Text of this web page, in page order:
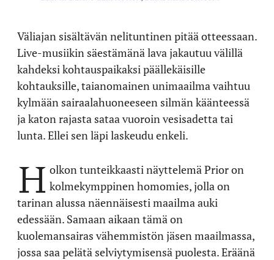
Väliajan sisältävän nelituntinen pitää otteessaan.
Live-musiikin säestämänä lava jakautuu välillä
kahdeksi kohtauspaikaksi päällekäisille
kohtauksille, taianomainen unimaailma vaihtuu
kylmään sairaalahuoneeseen silmän käänteessä
ja katon rajasta sataa vuoroin vesisadetta tai
lunta. Ellei sen läpi laskeudu enkeli.
H olkon tunteikkaasti näyttelemä Prior on
kolmekymppinen homomies, jolla on
tarinan alussa näennäisesti maailma auki
edessään. Samaan aikaan tämä on
kuolemansairas vähemmistön jäsen maailmassa,
jossa saa pelätä selviytymisensä puolesta. Eräänä